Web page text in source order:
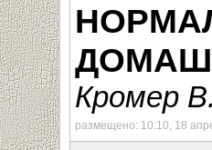
Кромер
размещено: 10:10, 18